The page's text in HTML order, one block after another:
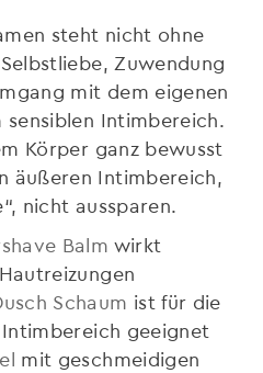
steht nicht ohne
Zuwendung
mit dem eigenen
Intimbereich.
Körper ganz bewusst
äußeren Intimbereich,
nicht aussparen.
Balm wirkt
Schaum ist für die
geeignet
mit geschmeidigen